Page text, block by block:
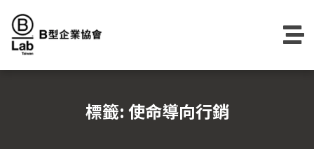
content
標籤: 使命導向行銷